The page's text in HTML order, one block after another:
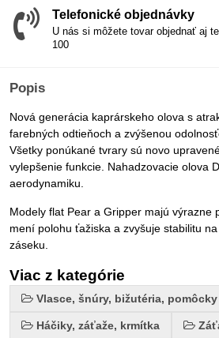
Telefonické objednávky
U nás si môžete tovar objednať aj
100
Popis
Nová generácia kaprárskeho olova s
farebných odtieňoch a zvýšenou
Všetky ponúkané tvrary sú novo
vylepšenie funkcie. Nahadzovacie olova
aerodynamiku.
Modely flat Pear a Gripper majú výrazne
mení polohu ťažiska a zvyšuje stabilitu
záseku.
Viac z kategórie
Vlasce, šnúry, bižutéria, pomôcky
Háčiky, záťaže, krmítka